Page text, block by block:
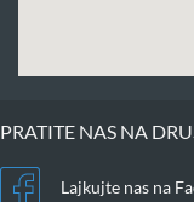
PRATITE NAS NA
Lajkujte nas na